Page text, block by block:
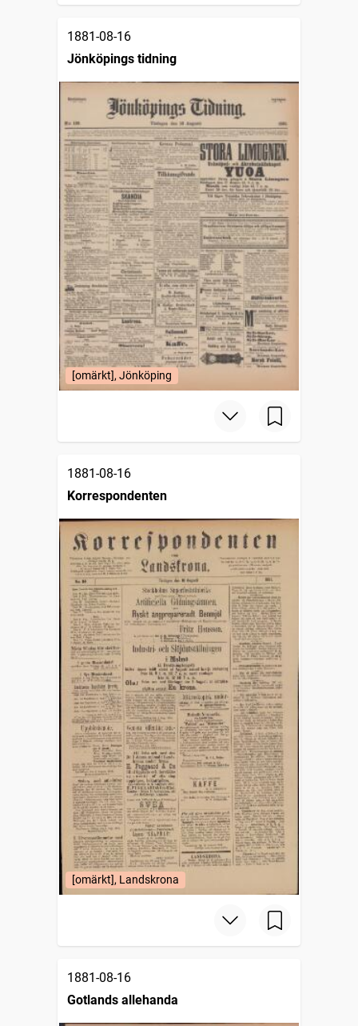
1881-08-16
Jönköpings tidning
[omärkt], Jönköping
1881-08-16
Korrespondenten
[omärkt], Landskrona
1881-08-16
Gotlands allehanda